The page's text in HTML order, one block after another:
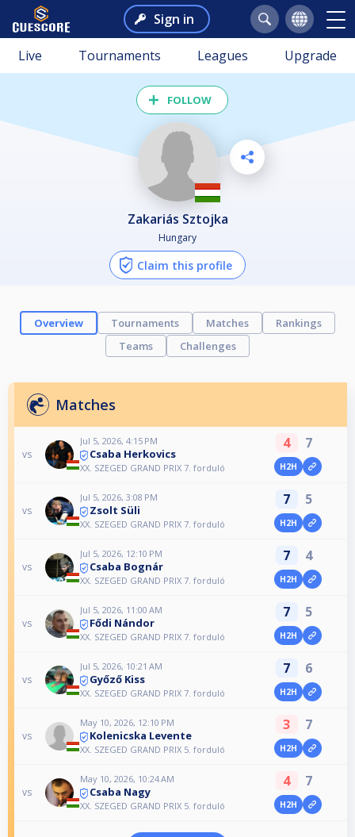
Sign in
Live Tournaments Leagues Upgrade
FOLLOW
Zakariás Sztojka
Hungary
Claim this profile
Overview Tournaments Matches
Rankings
Teams
Challenges
Matches
vs
Jul 5, 2026, 4:15 PM
Csaba Herkovics
XX. SZEGED GRAND PRIX 7. forduló
4 7
H2H
vs
Jul 5, 2026, 3:08 PM
Zsolt Süli
XX. SZEGED GRAND PRIX 7. forduló
7 5
H2H
vs
Jul 5, 2026, 12:10 PM
Csaba Bognár
XX. SZEGED GRAND PRIX 7. forduló
7 4
H2H
vs
Jul 5, 2026, 11:00 AM
Fődi Nándor
XX. SZEGED GRAND PRIX 7. forduló
7 5
H2H
vs
Jul 5, 2026, 10:21 AM
Győző Kiss
XX. SZEGED GRAND PRIX 7. forduló
7 6
H2H
vs
May 10, 2026, 12:10 PM
Kolenicska Levente
XX. SZEGED GRAND PRIX 5. forduló
3 7
H2H
vs
May 10, 2026, 10:24 AM
Csaba Nagy
XX. SZEGED GRAND PRIX 5. forduló
4 7
H2H